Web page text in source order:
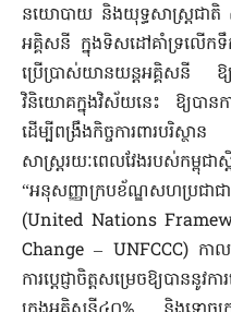
នយោបាយ និងយុទ្ធសាស្ត្រជាតិ
អគ្គិសនី ក្នុងទិសដៅគាំទ្រលើកទឹ
ប្រើប្រាស់យានយន្តអគ្គិសនី
វិនិយោគក្នុងវិស័យនេះ ឱ្យបានក
ដើម្បីពង្រឹងកិច្ចការពារបរិស្
សាស្ត្ររយៈពេលវែងរបស់កម្ពុជ
“អនុសញ្ញាក្របខ័ណ្ឌសហប្រជា
(United Nations
Change – UNFCCC) កា
ការប្តេជ្ញាចិត្តសម្រេចឱ្យបាននូ